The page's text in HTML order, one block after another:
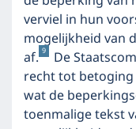
verviel in hun
mogelijkheid van
af. 9
De
recht tot
wat de
toenmalige tekst